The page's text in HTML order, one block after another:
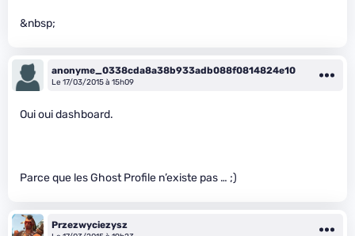
&nbsp;
anonyme_0338cda8a38b933adb088f0814824e10
Le 17/03/2015 à 15h09
Oui oui dashboard.
Parce que les Ghost Profile n’existe pas … ;)
Przezwyciezysz